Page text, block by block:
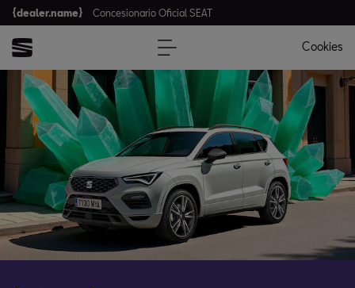
{dealer.name} Concesionario Oficial SEAT
Cookies